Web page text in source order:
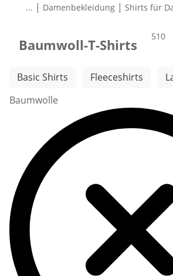
... | Damenbekleidung | Shirts für
Baumwoll-T-Shirts 510
Weitere Kategorien überspringen
Basic Shirts Fleeceshirts
Baumwolle